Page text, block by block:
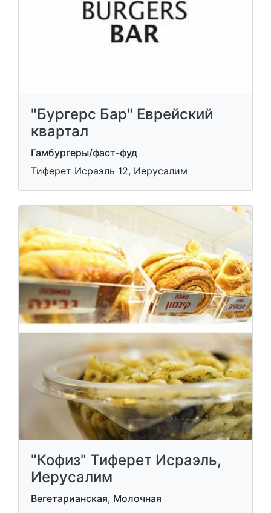
"Бургерс Бар" Еврейский
квартал
Гамбургеры/фаст-фуд
Тиферет Исраэль 12, Иерусалим
"Кофиз" Тиферет Исраэль,
Иерусалим
Вегетарианская, Молочная